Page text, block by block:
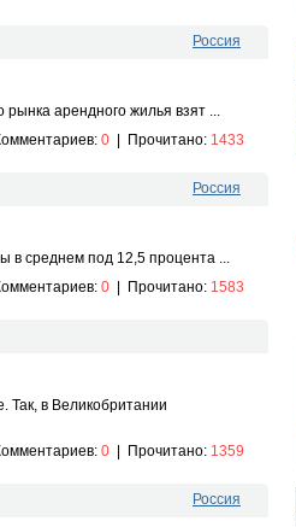
Россия
рынка арендного жилья взят ...
0 Прочитано: 1433
Россия
в среднем под 12,5 процента ...
0 Прочитано: 1583
Так, в Великобритании
0 Прочитано: 1359
Россия